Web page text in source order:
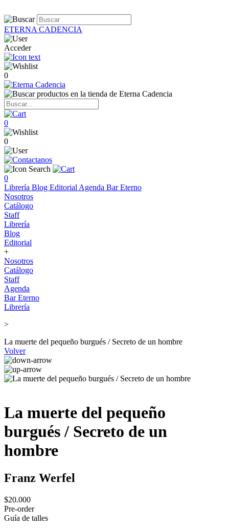
ETERNA CADENCIA
Acceder
0
0
0
0
Librería Blog Editorial Agenda Bar Eterno
Nosotros
Catálogo
Staff
Librería
Blog
Editorial
+
Nosotros
Catálogo
Staff
Agenda
Bar Eterno
Librería
>
La muerte del pequeño burgués / Secreto de un hombre
Volver
La muerte del pequeño
burgués / Secreto de un
hombre
Franz Werfel
$20.000
Pre-order
Guía de talles